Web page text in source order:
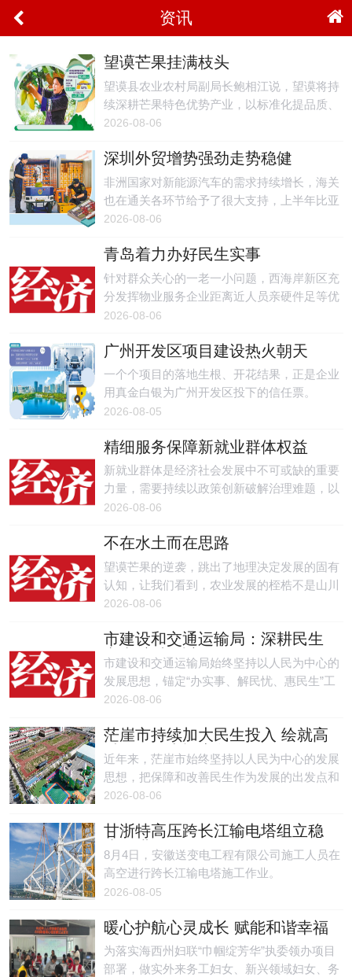
资讯
望谟芒果挂满枝头
望谟县农业农村局副局长鲍相江说，望谟将持
续深耕芒果特色优势产业，以标准化提品质、
以品牌化拓市场、以融合化延链条，推动芒果
望谟芒果走出大山，让金色产业持续造福一方
百姓。
2026-08-06
深圳外贸增势强劲走势稳健
非洲国家对新能源汽车的需求持续增长，海关
也在通关各环节给予了很大支持，上半年比亚
迪向非洲出口1.2万台，增长1.45倍。
2026-08-06
青岛着力办好民生实事
针对群众关心的一老一小问题，西海岸新区充
分发挥物业服务企业距离近人员亲硬件足等优
势，在长江路、薛家岛、辛安、红石崖、滨海
式提供养老托幼、课后托管、文化娱乐、代买
代办等服务。
2026-08-06
广州开发区项目建设热火朝天
一个个项目的落地生根、开花结果，正是企业
用真金白银为广州开发区投下的信任票。
2026-08-05
精细服务保障新就业群体权益
新就业群体是经济社会发展中不可或缺的重要
力量，需要持续以政策创新破解治理难题，以
精细化服务回应劳动者期盼，不断完善权益保
帮助他们在各自岗位上发挥更大价值，为经济
社会高质量发展凝聚更多力量。
2026-08-06
不在水土而在思路
望谟芒果的逆袭，跳出了地理决定发展的固有
认知，让我们看到，农业发展的桎梏不是山川
水土，而是改造资源、盘活优势的思路与方
2026-08-06
市建设和交通运输局：深耕民生
实事 交出暖心答卷
市建设和交通运输局始终坚持以人民为中心的
发展思想，锚定“办实事、解民忧、惠民生”工
作目标，把正确政绩观融入城市基建提质、乡
过程，逐项破解城市治理痛点、民生服务难
点、安全保障堵点，用实干实绩书写暖心民生
答卷。
2026-08-06
茫崖市持续加大民生投入 绘就高
质量发展幸福底色
近年来，茫崖市始终坚持以人民为中心的发展
思想，把保障和改善民生作为发展的出发点和
落脚点，持续加大民生领域投入力度，统筹推
攀升，群众获得感、幸福感、安全感持续增
强。
2026-08-06
甘浙特高压跨长江输电塔组立稳
步推进
8月4日，安徽送变电工程有限公司施工人员在
高空进行跨长江输电塔施工作业。
2026-08-05
暖心护航心灵成长 赋能和谐幸福
家庭——茫崖市妇联开展暑期心
理健康公益课堂
为落实海西州妇联“巾帼绽芳华”执委领办项目
部署，做实外来务工妇女、新兴领域妇女、务